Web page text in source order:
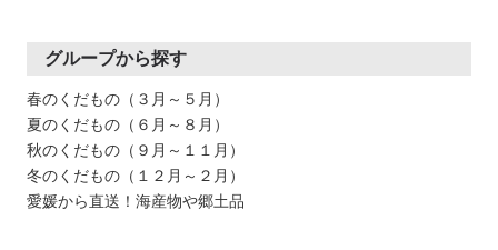
グループから探す
春のくだもの（３月～５月）
夏のくだもの（６月～８月）
秋のくだもの（９月～１１月）
冬のくだもの（１２月～２月）
愛媛から直送！海産物や郷土品